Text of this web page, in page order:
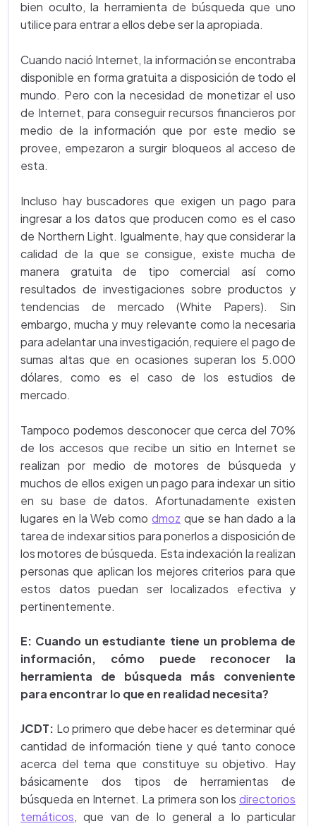
bien oculto, la herramienta de búsqueda que uno
utilice para entrar a ellos debe ser la apropiada.
Cuando nació Internet, la información se encontraba
disponible en forma gratuita a disposición de todo el
mundo. Pero con la necesidad de monetizar el uso
de Internet, para conseguir recursos financieros por
medio de la información que por este medio se
provee, empezaron a surgir bloqueos al acceso de
esta.
Incluso hay buscadores que exigen un pago para
ingresar a los datos que producen como es el caso
de Northern Light. Igualmente, hay que considerar la
calidad de la que se consigue, existe mucha de
manera gratuita de tipo comercial así como
resultados de investigaciones sobre productos y
tendencias de mercado (White Papers). Sin
embargo, mucha y muy relevante como la necesaria
para adelantar una investigación, requiere el pago de
sumas altas que en ocasiones superan los 5.000
dólares, como es el caso de los estudios de
mercado.
Tampoco podemos desconocer que cerca del 70%
de los accesos que recibe un sitio en Internet se
realizan por medio de motores de búsqueda y
muchos de ellos exigen un pago para indexar un sitio
en su base de datos. Afortunadamente existen
lugares en la Web comodmoz que se han dado a la
tarea de indexar sitios para ponerlos a disposición de
los motores de búsqueda. Esta indexación la realizan
personas que aplican los mejores criterios para que
estos datos puedan ser localizados efectiva y
pertinentemente.
E: Cuando un estudiante tiene un problema de
información, cómo puede reconocer la
herramienta de búsqueda más conveniente
para encontrar lo que en realidad necesita?
JCDT: Lo primero que debe hacer es determinar qué
cantidad de información tiene y qué tanto conoce
acerca del tema que constituye su objetivo. Hay
básicamente dos tipos de herramientas de
búsqueda en Internet. La primera son los directorios
temáticos, que van de lo general a lo particular